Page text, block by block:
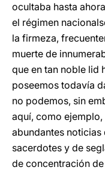
ocultaba hasta
el régimen
la firmeza,
muerte de
que en tan noble lid
poseemos todavía
no podemos, sin
aquí, como ejemplo,
abundantes noticias
sacerdotes y de
de concentración